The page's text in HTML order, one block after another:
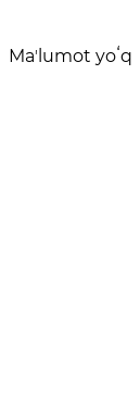
Maʼlumot yoʻq